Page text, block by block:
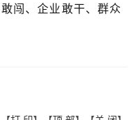
闯、企业敢干、群众